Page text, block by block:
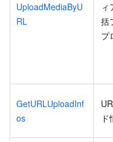
UploadMediaByU
RL
ィ
括
プ
GetURLUploadInf
os